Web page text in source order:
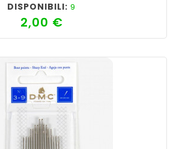
DISPONIBILI: 9
2,00 €Prezzo